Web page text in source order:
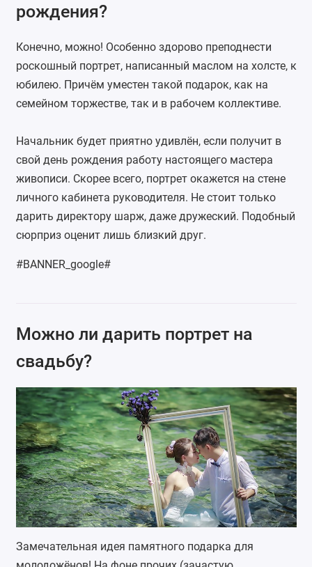
рождения?
Конечно, можно! Особенно здорово преподнести
роскошный портрет, написанный маслом на холсте, к
юбилею. Причём уместен такой подарок, как на
семейном торжестве, так и в рабочем коллективе.
Начальник будет приятно удивлён, если получит в
свой день рождения работу настоящего мастера
живописи. Скорее всего, портрет окажется на стене
личного кабинета руководителя. Не стоит только
дарить директору шарж, даже дружеский. Подобный
сюрприз оценит лишь близкий друг.
#BANNER_google#
Можно ли дарить портрет на
свадьбу?
Замечательная идея памятного подарка для